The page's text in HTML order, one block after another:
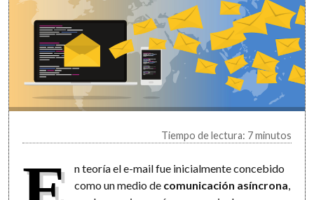
Tiempo de lectura: 7 minutos
n teoría el e-mail fue inicialmente concebido
como un medio de comunicación asíncrona